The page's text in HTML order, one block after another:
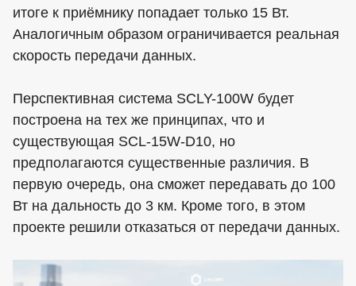
итоге к приёмнику попадает только 15 Вт.
Аналогичным образом ограничивается реальная
скорость передачи данных.
Перспективная система SCLY-100W будет
построена на тех же принципах, что и
существующая SCL-15W-D10, но
предполагаются существенные различия. В
первую очередь, она сможет передавать до 100
Вт на дальность до 3 км. Кроме того, в этом
проекте решили отказаться от передачи данных.